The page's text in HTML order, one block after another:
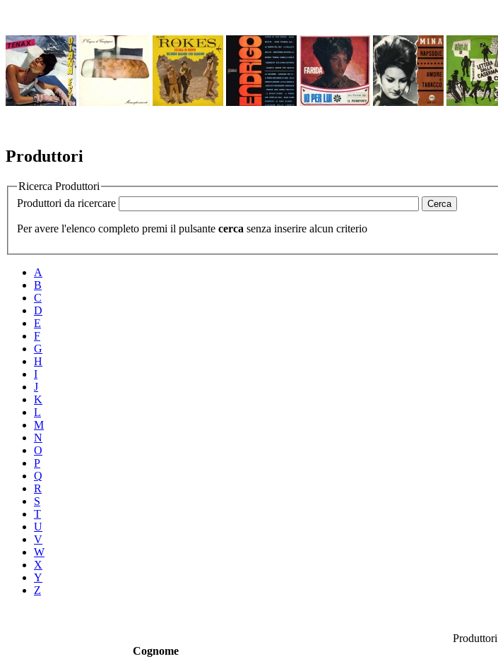
Produttori
Ricerca Produttori
Produttori da ricercare
Per avere l'elenco completo premi il pulsante cerca senza inserire alcun criterio
A
B
C
D
E
F
G
H
I
J
K
L
M
N
O
P
Q
R
S
T
U
V
W
X
Y
Z
Produttori
Cognome